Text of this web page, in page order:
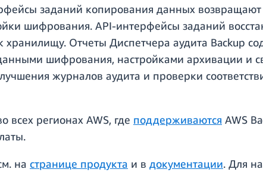
заданий копирования данных
шифрования. API-интерфейсы заданий
Отчеты Диспетчера аудита Backup
шифрования, настройками архивации и
журналов аудита и проверки
регионах AWS, где поддерживаются AWS
на странице продукта и в документации. Для